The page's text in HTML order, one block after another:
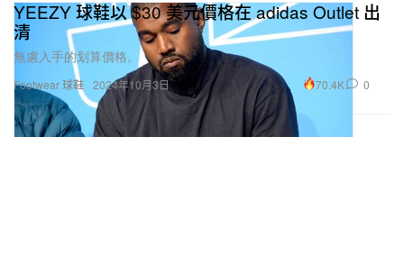
Footwear 球鞋
YEEZY 球鞋以 $30 美元價格在 adidas Outlet 出
清
無慮入手的划算價格。
2024年10月3日 70.4K 0